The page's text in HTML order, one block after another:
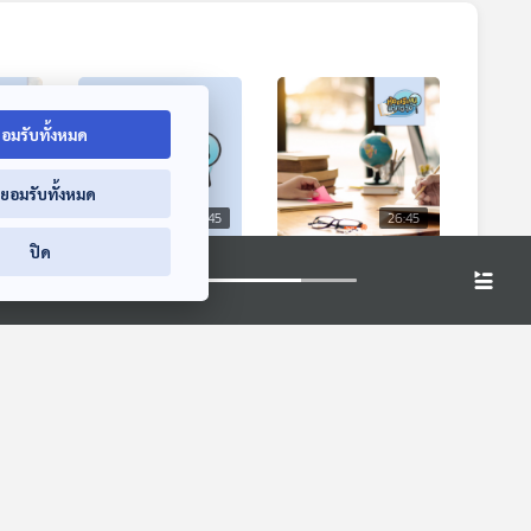
นทิ
เน้น
วิต
26:45
มัธยมสาธิต
มหาวิทยาลัยนเรศวร
ห้องเรียนฟ้ากว้าง
26:45
เรียนรู้ตามตัวตนของ
ห้องเรียนฟ้ากว้าง
มรับทั้งหมด
อมรับทั้งหมด
ปิด